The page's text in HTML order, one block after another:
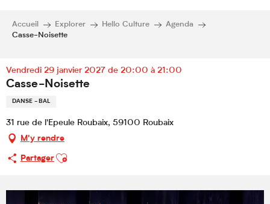
Accueil Explorer Hello Culture
Agenda
Casse-Noisette
Vendredi 29 janvier 2027 de 20:00 à 21:00
Casse-Noisette
DANSE - BAL
31 rue de l'Epeule Roubaix, 59100 Roubaix
M'y rendre
Partager
Ajouter aux favoris